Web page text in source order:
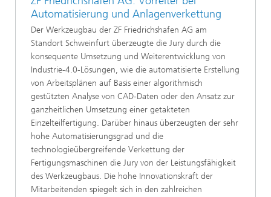
Automatisierung und Anlagenverkettung
Der Werkzeugbau der ZF Friedrichshafen AG am
Standort Schweinfurt überzeugte die Jury durch die
konsequente Umsetzung und Weiterentwicklung von
Industrie-4.0-Lösungen, wie die automatisierte Erstellung
von Arbeitsplänen auf Basis einer algorithmisch
gestützten Analyse von CAD-Daten oder den Ansatz zur
ganzheitlichen Umsetzung einer getakteten
Einzelteilfertigung. Darüber hinaus überzeugten der sehr
hohe Automatisierungsgrad und die
technologieübergreifende Verkettung der
Fertigungsmaschinen die Jury von der Leistungsfähigkeit
des Werkzeugbaus. Die hohe Innovationskraft der
Mitarbeitenden spiegelt sich in den zahlreichen